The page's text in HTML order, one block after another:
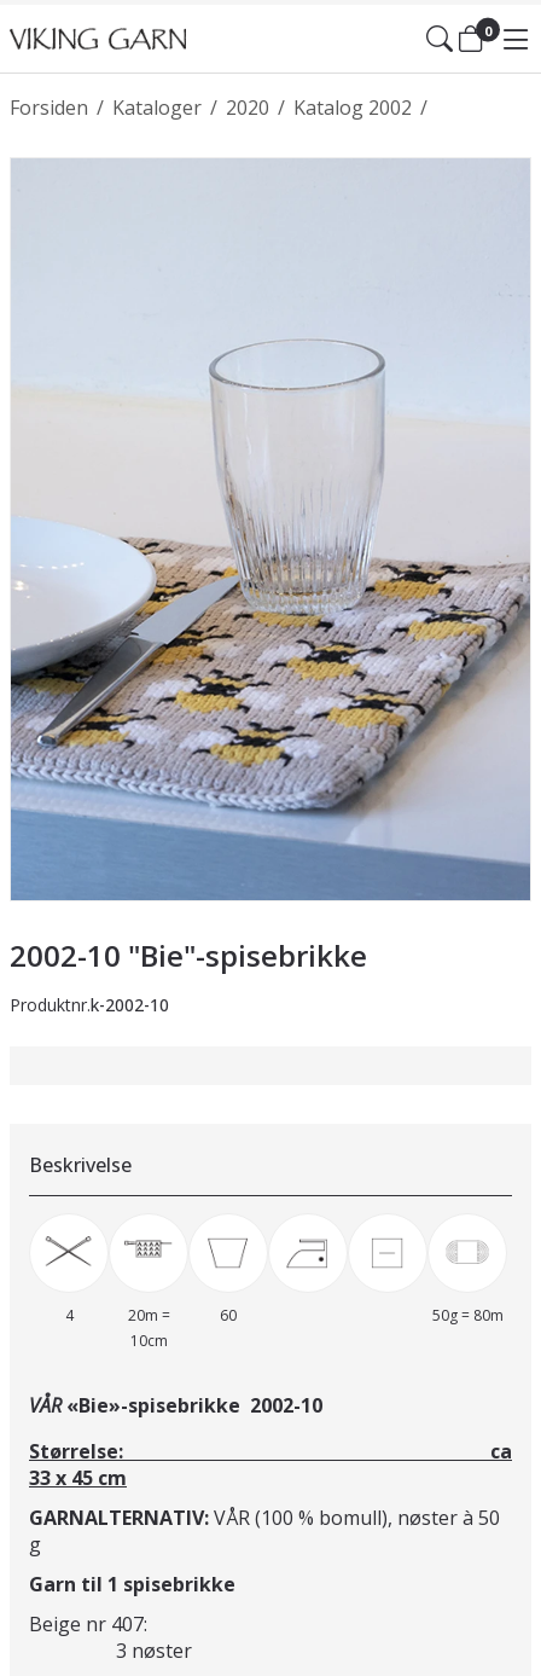
0
/
Forsiden /
Kataloger /
2020 /
Katalog 2002
2002-10 "Bie"-spisebrikke
Produktnr.k-2002-10
Beskrivelse
4
20m =
10cm
60 50g = 80m
VÅR«Bie»-spisebrikke 2002-10
Størrelse: ca
33 x 45 cm
GARNALTERNATIV:VÅR (100 % bomull), nøster à 50
g
Garn til 1 spisebrikke
Beige nr 407:
3 nøster